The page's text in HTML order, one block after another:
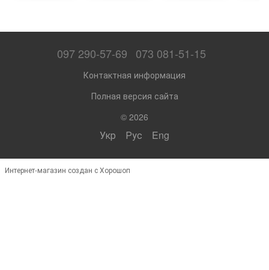
097 290-57-69 073 081-51-15
Контактная информация
Полная версия сайта
© 2026
Укр Рус Eng
Интернет-магазин создан с Хорошоп